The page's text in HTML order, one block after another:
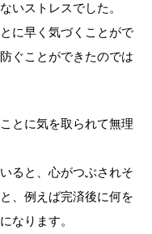
いストレスでした。
に早く気づくことがで
ぐことができたのでは
とに気を取られて無理
ると、心がつぶされそ
、例えば完済後に何を
なります。